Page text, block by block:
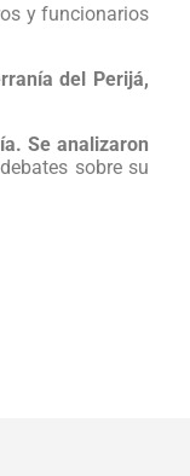
y funcionarios
del Perijá,
Se analizaron
sobre su